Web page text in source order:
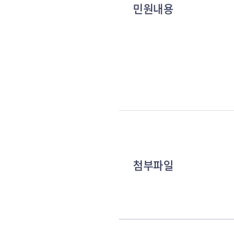
민원내용
첨부파일